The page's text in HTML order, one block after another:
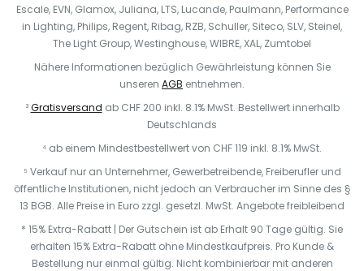
Escale, EVN, Glamox, Juliana, LTS, Lucande, Paulmann, Performance
in Lighting, Philips, Regent, Ribag, RZB, Schuller, Siteco, SLV, Steinel,
The Light Group, Westinghouse, WIBRE, XAL, Zumtobel
Nähere Informationen bezüglich Gewährleistung können Sie
unseren AGB entnehmen.
³Gratisversand ab CHF 200 inkl. 8.1% MwSt. Bestellwert innerhalb
Deutschlands
⁴ ab einem Mindestbestellwert von CHF 119 inkl. 8.1% MwSt.
⁵ Verkauf nur an Unternehmer, Gewerbetreibende, Freiberufler und
öffentliche Institutionen, nicht jedoch an Verbraucher im Sinne des §
13 BGB. Alle Preise in Euro zzgl. gesetzl. MwSt. Angebote freibleibend
* 15% Extra-Rabatt | Der Gutschein ist ab Erhalt 90 Tage gültig. Sie
erhalten 15% Extra-Rabatt ohne Mindestkaufpreis. Pro Kunde &
Bestellung nur einmal gültig. Nicht kombinierbar mit anderen